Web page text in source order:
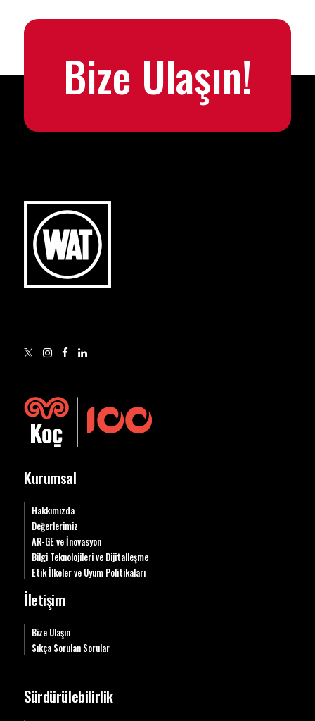
Bize Ulaşın!
Kurumsal
Hakkımızda
Değerlerimiz
AR-GE ve İnovasyon
Bilgi Teknolojileri ve Dijitalleşme
Etik İlkeler ve Uyum Politikaları
İletişim
Bize Ulaşın
Sıkça Sorulan Sorular
Sürdürülebilirlik